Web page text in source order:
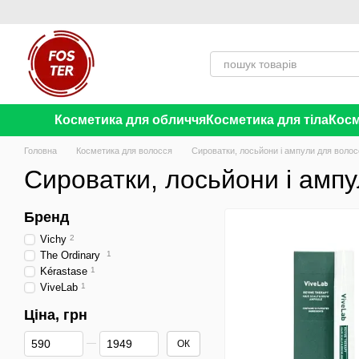
Косметика для обличчяКосметика для тіла
Головна Косметика для волосся Сироватки, лосьйони і ампули для
Сироватки, лосьйони і
Бренд
Vichy 2
The Ordinary 1
Kérastase 1
ViveLab 1
Ціна, грн
Від Ціна, грн
До Ціна, грн ОК